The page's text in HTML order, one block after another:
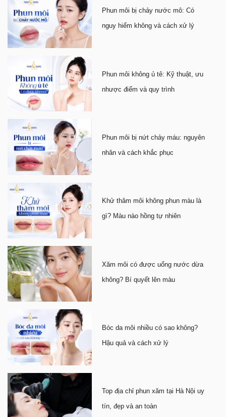
Phun môi bị chảy nước mô: Có
nguy hiểm không và cách xử lý
Phun môi không ủ tê: Kỹ thuật, ưu
nhược điểm và quy trình
Phun môi bị nứt chảy máu: nguyên
nhân và cách khắc phục
Khử thâm môi không phun màu là
gì? Màu nào hồng tự nhiên
Xăm môi có được uống nước dừa
không? Bí quyết lên màu
Bóc da môi nhiều có sao không?
Hậu quả và cách xử lý
Top địa chỉ phun xăm tại Hà Nội uy
tín, đẹp và an toàn